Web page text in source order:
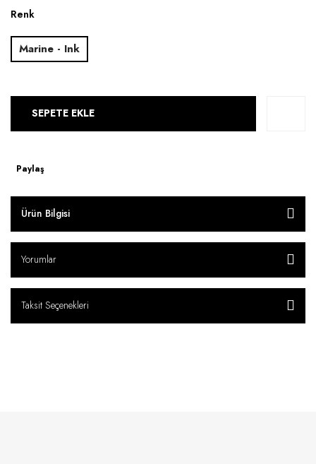
Renk
Marine - Ink
SEPETE EKLE
Paylaş
Ürün Bilgisi
Yorumlar
Taksit Seçenekleri